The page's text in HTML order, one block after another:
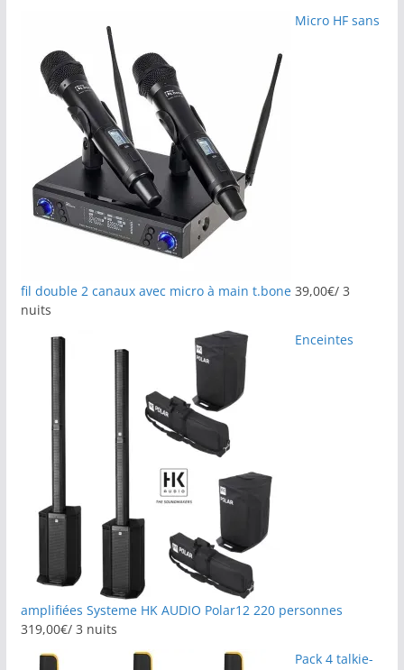
Micro HF sans
fil double 2 canaux avec micro à main t.bone 39,00€/ 3
nuits
Enceintes
amplifiées Systeme HK AUDIO Polar12 220 personnes
319,00€/ 3 nuits
Pack 4 talkie-